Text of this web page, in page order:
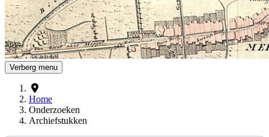
Verberg menu
Home
Onderzoeken
Archiefstukken